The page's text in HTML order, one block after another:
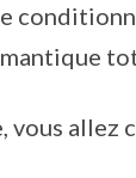
vous allez